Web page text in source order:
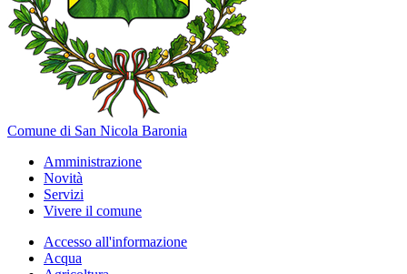
Comune di San Nicola Baronia
Amministrazione
Novità
Servizi
Vivere il comune
Accesso all'informazione
Acqua